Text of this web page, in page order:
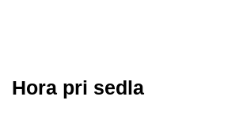
Hora pri sedla